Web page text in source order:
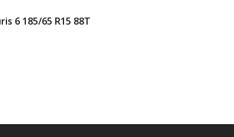
6 185/65 R15 88T